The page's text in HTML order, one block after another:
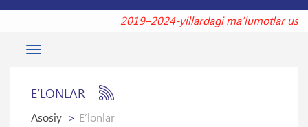
2019–2024-yillardagi maʼlumotlar
Toggle
E’LONLAR
Asosiy
E’lonlar